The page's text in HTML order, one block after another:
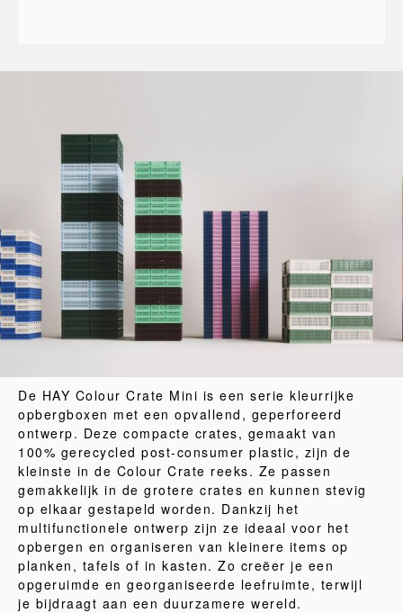
De HAY Colour Crate Mini is een serie kleurrijke
opbergboxen met een opvallend, geperforeerd
ontwerp. Deze compacte crates, gemaakt van
100% gerecycled post-consumer plastic, zijn de
kleinste in de Colour Crate reeks. Ze passen
gemakkelijk in de grotere crates en kunnen stevig
op elkaar gestapeld worden. Dankzij het
multifunctionele ontwerp zijn ze ideaal voor het
opbergen en organiseren van kleinere items op
planken, tafels of in kasten. Zo creëer je een
opgeruimde en georganiseerde leefruimte, terwijl
je bijdraagt aan een duurzamere wereld.